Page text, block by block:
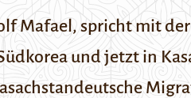
Mafael, spricht mit der
und jetzt in